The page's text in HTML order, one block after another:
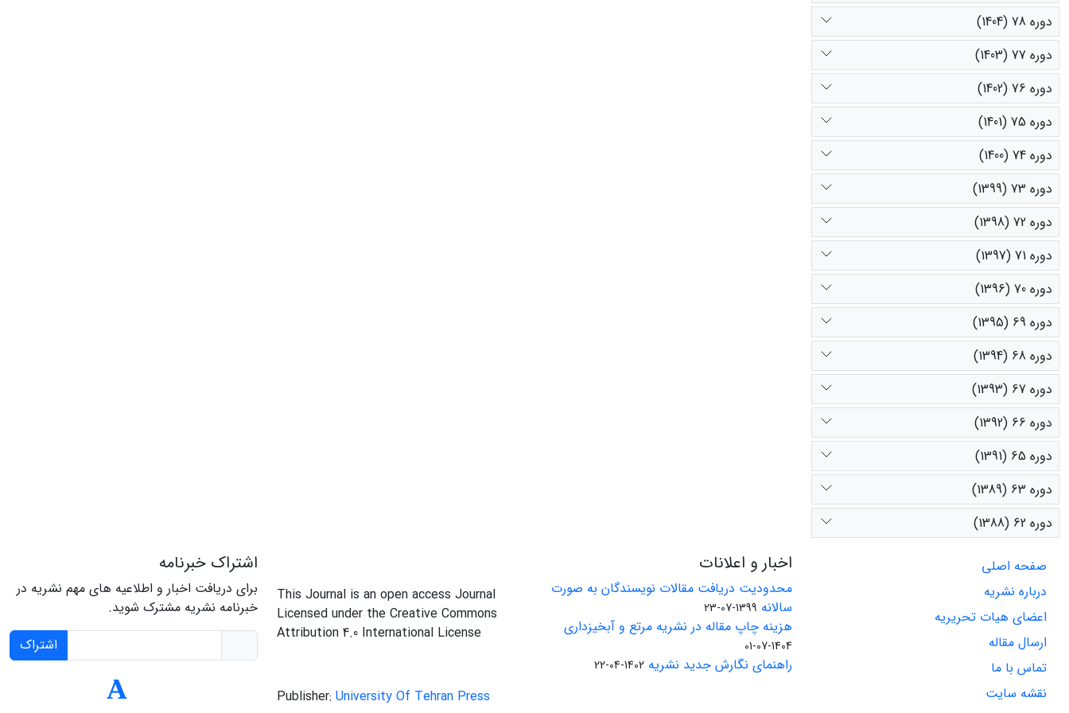
دوره 78 (1404)
دوره 77 (1403)
دوره 76 (1402)
دوره 75 (1401)
دوره 74 (1400)
دوره 73 (1399)
دوره 72 (1398)
دوره 71 (1397)
دوره 70 (1396)
دوره 69 (1395)
دوره 68 (1394)
دوره 67 (1393)
دوره 66 (1392)
دوره 65 (1391)
دوره 63 (1389)
دوره 62 (1388)
صفحه اصلی
درباره نشریه
اعضای هیات تحریریه
ارسال مقاله
تماس با ما
نقشه سایت
اخبار و اعلانات
محدودیت دریافت مقالات نویسندگان به صورت
سالانه 1399-07-23
هزینه چاپ مقاله در نشریه مرتع و آبخیزداری
1404-07-01
راهنمای نگارش جدید نشریه 1402-04-22
This Journal is an open access Journal
Licensed under the Creative Commons
Attribution 4.0 International License
Publisher: University Of Tehran Press
اشتراک خبرنامه
برای دریافت اخبار و اطلاعیه های مهم نشریه در
خبرنامه نشریه مشترک شوید.
اشتراک